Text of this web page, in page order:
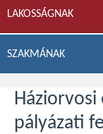
LAKOSSÁGNAK
SZAKMÁNAK
pályázati